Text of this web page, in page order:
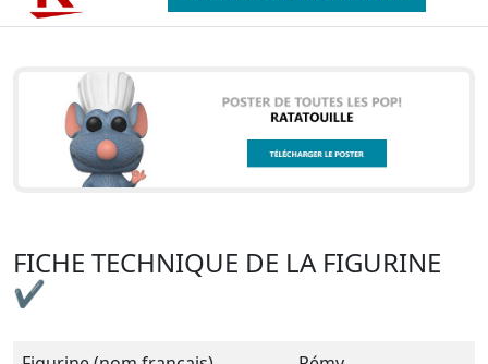
FICHE TECHNIQUE DE LA FIGURINE
✔